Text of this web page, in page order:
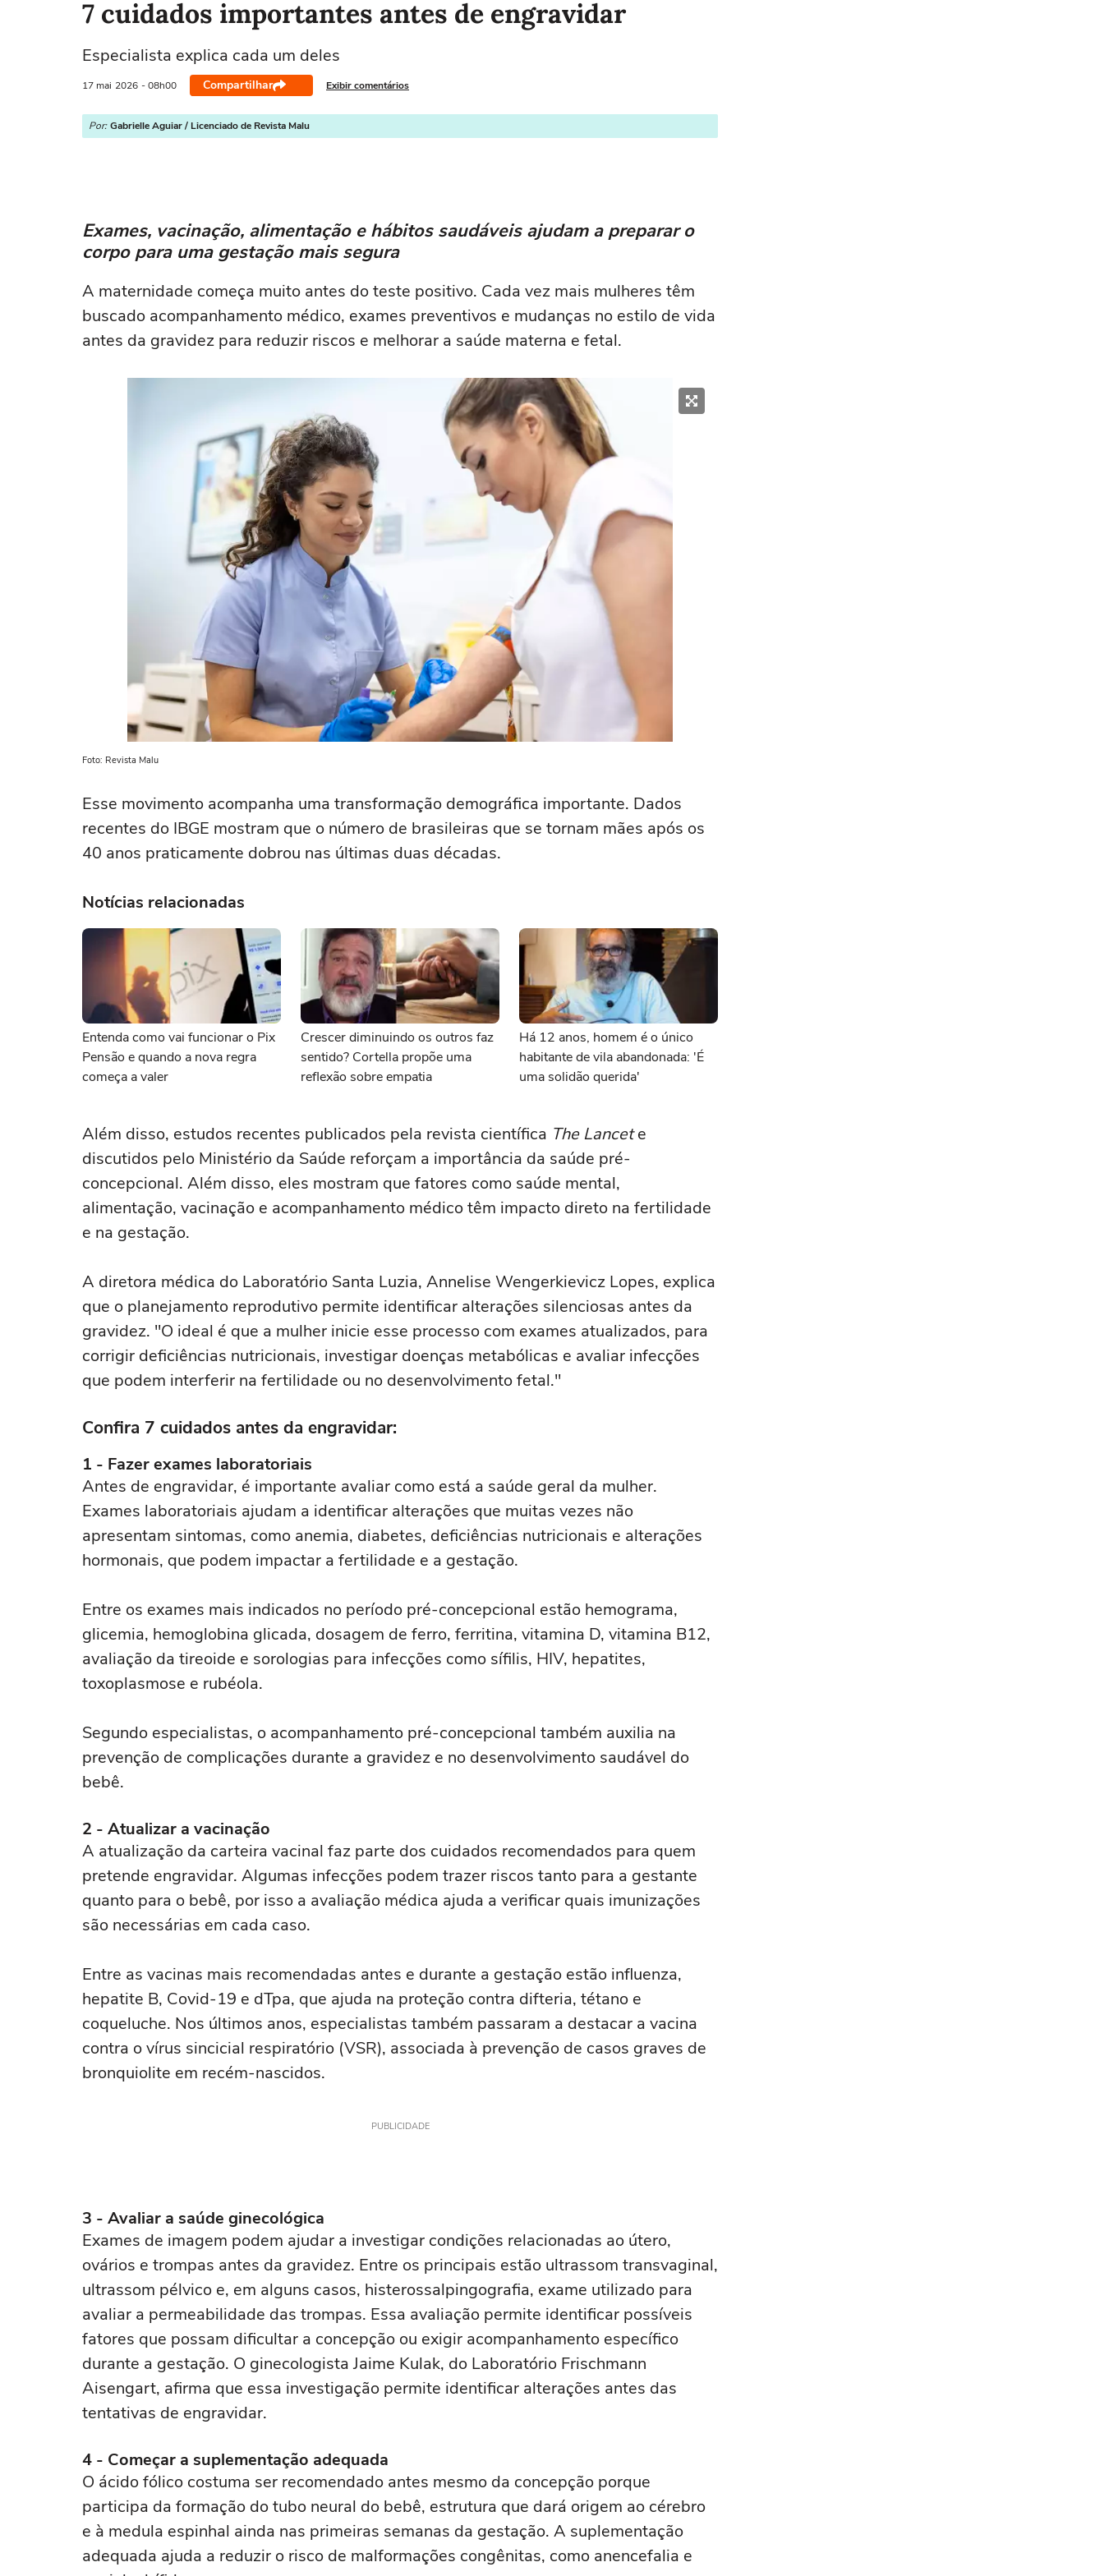
7 cuidados importantes antes de engravidar
Especialista explica cada um deles
17 mai 2026 - 08h00 Compartilhar Exibir comentários
Por: Gabrielle Aguiar / Licenciado de Revista Malu
Exames, vacinação, alimentação e hábitos saudáveis ajudam a preparar o
corpo para uma gestação mais segura
A maternidade começa muito antes do teste positivo. Cada vez mais mulheres têm
buscado acompanhamento médico, exames preventivos e mudanças no estilo de vida
antes da gravidez para reduzir riscos e melhorar a saúde materna e fetal.
Foto: Revista Malu
Esse movimento acompanha uma transformação demográfica importante. Dados
recentes do IBGE mostram que o número de brasileiras que se tornam mães após os
40 anos praticamente dobrou nas últimas duas décadas.
Notícias relacionadas
Entenda como vai funcionar o Pix
Pensão e quando a nova regra
começa a valer
Crescer diminuindo os outros faz
sentido? Cortella propõe uma
reflexão sobre empatia
Há 12 anos, homem é o único
habitante de vila abandonada: 'É
uma solidão querida'
Além disso, estudos recentes publicados pela revista científica The Lancete
discutidos pelo Ministério da Saúde reforçam a importância da saúde pré-
concepcional. Além disso, eles mostram que fatores como saúde mental,
alimentação, vacinação e acompanhamento médico têm impacto direto na fertilidade
e na gestação.
A diretora médica do Laboratório Santa Luzia, Annelise Wengerkievicz Lopes, explica
que o planejamento reprodutivo permite identificar alterações silenciosas antes da
gravidez. "O ideal é que a mulher inicie esse processo com exames atualizados, para
corrigir deficiências nutricionais, investigar doenças metabólicas e avaliar infecções
que podem interferir na fertilidade ou no desenvolvimento fetal."
Confira 7 cuidados antes da engravidar:
1 - Fazer exames laboratoriais
Antes de engravidar, é importante avaliar como está a saúde geral da mulher.
Exames laboratoriais ajudam a identificar alterações que muitas vezes não
apresentam sintomas, como anemia, diabetes, deficiências nutricionais e alterações
hormonais, que podem impactar a fertilidade e a gestação.
Entre os exames mais indicados no período pré-concepcional estão hemograma,
glicemia, hemoglobina glicada, dosagem de ferro, ferritina, vitamina D, vitamina B12,
avaliação da tireoide e sorologias para infecções como sífilis, HIV, hepatites,
toxoplasmose e rubéola.
Segundo especialistas, o acompanhamento pré-concepcional também auxilia na
prevenção de complicações durante a gravidez e no desenvolvimento saudável do
bebê.
2 - Atualizar a vacinação
A atualização da carteira vacinal faz parte dos cuidados recomendados para quem
pretende engravidar. Algumas infecções podem trazer riscos tanto para a gestante
quanto para o bebê, por isso a avaliação médica ajuda a verificar quais imunizações
são necessárias em cada caso.
Entre as vacinas mais recomendadas antes e durante a gestação estão influenza,
hepatite B, Covid-19 e dTpa, que ajuda na proteção contra difteria, tétano e
coqueluche. Nos últimos anos, especialistas também passaram a destacar a vacina
contra o vírus sincicial respiratório (VSR), associada à prevenção de casos graves de
bronquiolite em recém-nascidos.
PUBLICIDADE
3 - Avaliar a saúde ginecológica
Exames de imagem podem ajudar a investigar condições relacionadas ao útero,
ovários e trompas antes da gravidez. Entre os principais estão ultrassom transvaginal,
ultrassom pélvico e, em alguns casos, histerossalpingografia, exame utilizado para
avaliar a permeabilidade das trompas. Essa avaliação permite identificar possíveis
fatores que possam dificultar a concepção ou exigir acompanhamento específico
durante a gestação. O ginecologista Jaime Kulak, do Laboratório Frischmann
Aisengart, afirma que essa investigação permite identificar alterações antes das
tentativas de engravidar.
4 - Começar a suplementação adequada
O ácido fólico costuma ser recomendado antes mesmo da concepção porque
participa da formação do tubo neural do bebê, estrutura que dará origem ao cérebro
e à medula espinhal ainda nas primeiras semanas da gestação. A suplementação
adequada ajuda a reduzir o risco de malformações congênitas, como anencefalia e